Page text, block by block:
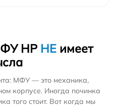
HP НЕ имеет
МФУ — это механика,
корпусе. Иногда починка
того стоит. Вот когда мы